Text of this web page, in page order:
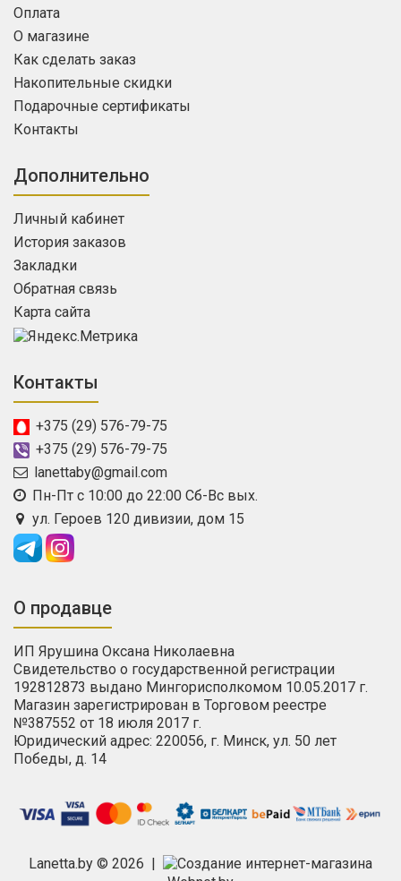
Оплата
О магазине
Как сделать заказ
Накопительные скидки
Подарочные сертификаты
Контакты
Дополнительно
Личный кабинет
История заказов
Закладки
Обратная связь
Карта сайта
Контакты
+375 (29) 576-79-75
+375 (29) 576-79-75
lanettaby@gmail.com
Пн-Пт с 10:00 до 22:00 Сб-Вс вых.
ул. Героев 120 дивизии, дом 15
О продавце
ИП Ярушина Оксана Николаевна
Свидетельство о государственной регистрации
192812873 выдано Мингорисполкомом 10.05.2017 г.
Магазин зарегистрирован в Торговом реестре
№387552 от 18 июля 2017 г.
Юридический адрес: 220056, г. Минск, ул. 50 лет
Победы, д. 14
Lanetta.by © 2026 |
Создание интернет-магазина